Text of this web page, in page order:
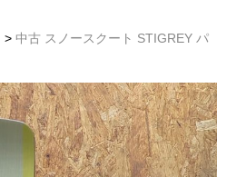
> 中古 スノースクート STIGREY パ